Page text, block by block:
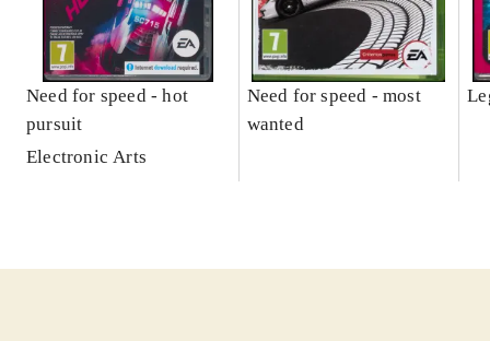
Need for speed - hot
pursuit
Electronic Arts
Need for speed - most
wanted